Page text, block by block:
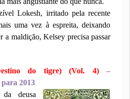
Lokesh, irritado pela recente
uma vez à espreita, deixando
a maldição, Kelsey precisa passar
do tigre) (Vol. 4)–
2013
deusa